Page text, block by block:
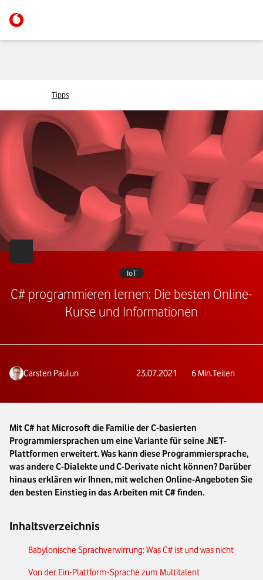
Tipps
IoT
C# programmieren lernen: Die besten Online-
Kurse und Informationen
Carsten Paulun 23.07.2021 6 Min.Teilen
Mit C# hat Microsoft die Familie der C-basierten
Programmiersprachen um eine Variante für seine .NET-
Plattformen erweitert. Was kann diese Programmiersprache,
was andere C-Dialekte und C-Derivate nicht können? Darüber
hinaus erklären wir Ihnen, mit welchen Online-Angeboten Sie
den besten Einstieg in das Arbeiten mit C# finden.
Inhaltsverzeichnis
Babylonische Sprachverwirrung: Was C# ist und was nicht
Von der Ein-Plattform-Sprache zum Multitalent